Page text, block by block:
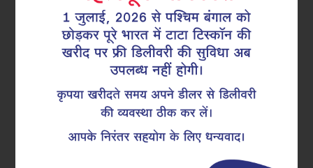
कैसे स्टिरप्स संरचना को गिरने से सुरक्षित
रखते हैं और इमारत की सुरक्षा को बेहतर
बनाते हैं
कंक्रीट संरचना को तैयार करने का मतलब तनाव (टेंशन) और दबाव
देने वाली शक्ति (कंप्रेशन), इन दोनों बलों को सक्रिय रूप से सहने
की शक्ति। लेकिन एक और प्रभाव है जिसे हम अक्सर नज़र अंदाज